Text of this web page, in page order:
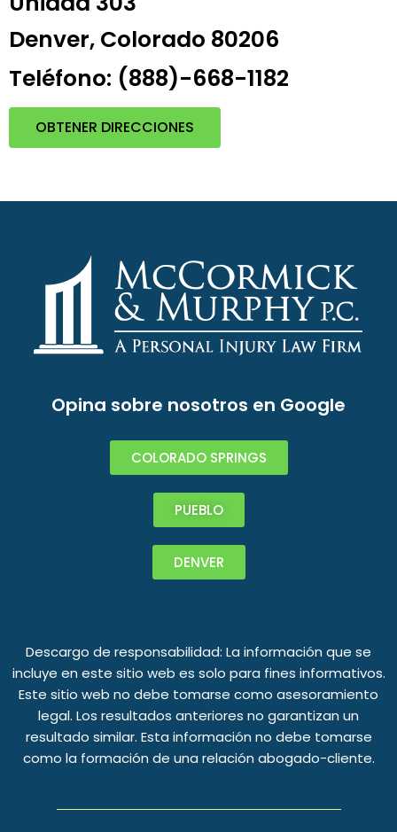
Denver, Colorado 80206
Teléfono: (888)-668-1182
OBTENER DIRECCIONES
Opina sobre nosotros en Google
COLORADO SPRINGS
PUEBLO
DENVER
Descargo de responsabilidad: La información que se
incluye en este sitio web es solo para fines informativos.
Este sitio web no debe tomarse como asesoramiento
legal. Los resultados anteriores no garantizan un
resultado similar. Esta información no debe tomarse
como la formación de una relación abogado-cliente.